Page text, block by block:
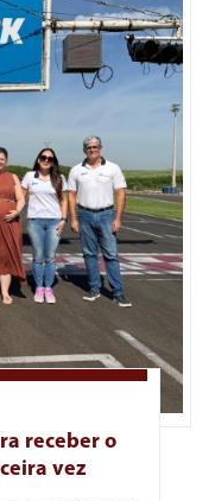
receber o
vez